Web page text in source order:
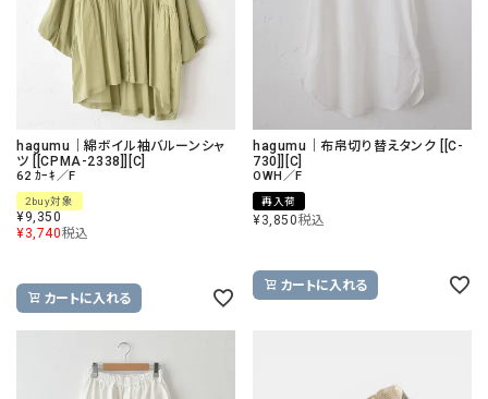
hagumu｜綿ボイル袖バルーンシャ
ツ [[CPMA-2338]][C]
62 ｶｰｷ／F
2buy対象
¥9,350
¥3,740税込
カートに入れる
hagumu｜布帛切り替えタンク [[C-
730]][C]
OWH／F
再入荷
¥3,850税込
カートに入れる